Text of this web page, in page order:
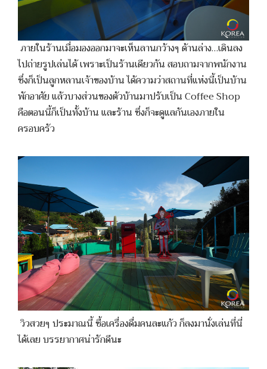
ภายในร้านเมื่อมองออกมาจะเห็นลานกว้างๆ ด้านล่าง…เดินลง
ไปถ่ายรูปเล่นได้ เพราะเป็นร้านเดียวกัน สอบถามจากพนักงาน
ซึ่งก็เป็นลูกหลานเจ้าของบ้าน ได้ความว่าสถานที่แห่งนี้เป็นบ้าน
พักอาศัย แล้วบางส่วนของตัวบ้านมาปรับเป็น Coffee Shop
คือตอนนี้ก็เป็นทั้งบ้าน และร้าน ซึ่งก็จะดูแลกันเองภายใน
ครอบครัว
วิวสวยๆ ประมาณนี้ ซื้อเครื่องดื่มคนละแก้ว ก็ลงมานั่งเล่นที่นี่
ได้เลย บรรยากาศน่ารักดีนะ